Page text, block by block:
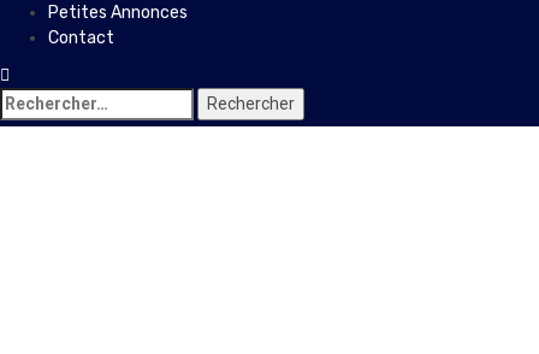
Petites Annonces
Contact
Rechercher :